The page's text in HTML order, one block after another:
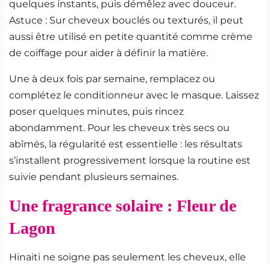
quelques instants, puis démêlez avec douceur.
Astuce : Sur cheveux bouclés ou texturés, il peut
aussi être utilisé en petite quantité comme crème
de coiffage pour aider à définir la matière.
Une à deux fois par semaine, remplacez ou
complétez le conditionneur avec le masque. Laissez
poser quelques minutes, puis rincez
abondamment. Pour les cheveux très secs ou
abîmés, la régularité est essentielle : les résultats
s’installent progressivement lorsque la routine est
suivie pendant plusieurs semaines.
Une fragrance solaire : Fleur de
Lagon
Hinaiti ne soigne pas seulement les cheveux, elle